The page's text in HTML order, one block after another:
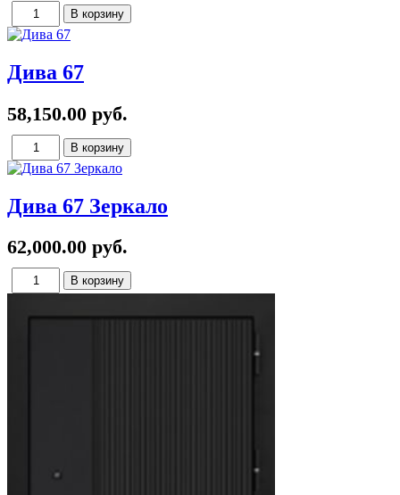
Дива 67
58,150.00 руб.
Дива 67 Зеркало
62,000.00 руб.